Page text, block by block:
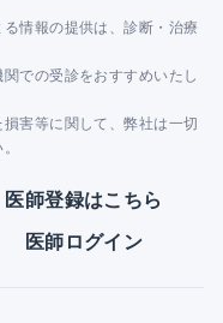
情報の提供は、診断・治療
での受診をおすすめいたし
害等に関して、弊社は一切
医師登録はこちら
医師ログイン